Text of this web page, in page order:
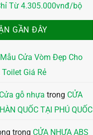
Từ 4.305.000vnđ/bộ
GẦN ĐÂY
Mẫu Cửa Vòm Đẹp Cho
Giá Rẻ
gỗ nhựa trong CỬA
QUỐC TẠI PHÚ QUỐC
trong CỬA NHỰA ABS